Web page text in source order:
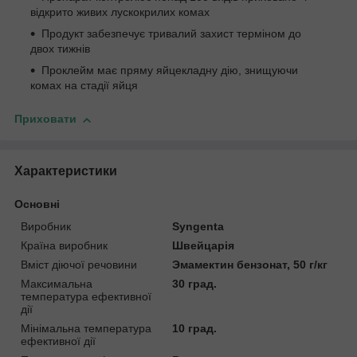
відкрито живих лускокрилих комах
Продукт забезпечує тривалий захист терміном до
двох тижнів
Проклейм має пряму яйцекладну дію, знищуючи
комах на стадії яйця
Приховати
Характеристики
Основні
Виробник
Syngenta
Країна виробник
Швейцарія
Вміст діючої речовини
Эмамектин бензонат, 50 г/кг
Максимальна
температура ефективної
дії
30 град.
Мінімальна температура
ефективної дії
10 град.